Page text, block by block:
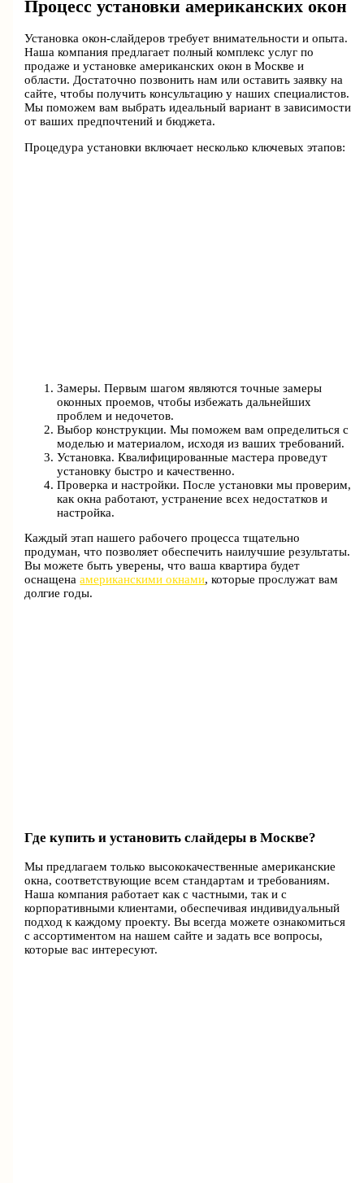
Процесс установки американских окон
Установка окон-слайдеров требует внимательности и опыта.
Наша компания предлагает полный комплекс услуг по
продаже и установке американских окон в Москве и
области. Достаточно позвонить нам или оставить заявку на
сайте, чтобы получить консультацию у наших специалистов.
Мы поможем вам выбрать идеальный вариант в зависимости
от ваших предпочтений и бюджета.
Процедура установки включает несколько ключевых этапов:
Замеры. Первым шагом являются точные замеры
оконных проемов, чтобы избежать дальнейших
проблем и недочетов.
Выбор конструкции. Мы поможем вам определиться с
моделью и материалом, исходя из ваших требований.
Установка. Квалифицированные мастера проведут
установку быстро и качественно.
Проверка и настройки. После установки мы проверим,
как окна работают, устранение всех недостатков и
настройка.
Каждый этап нашего рабочего процесса тщательно
продуман, что позволяет обеспечить наилучшие результаты.
Вы можете быть уверены, что ваша квартира будет
оснащенаамериканскими окнами, которые прослужат вам
долгие годы.
Где купить и установить слайдеры в Москве?
Мы предлагаем только высококачественные американские
окна, соответствующие всем стандартам и требованиям.
Наша компания работает как с частными, так и с
корпоративными клиентами, обеспечивая индивидуальный
подход к каждому проекту. Вы всегда можете ознакомиться
с ассортиментом на нашем сайте и задать все вопросы,
которые вас интересуют.